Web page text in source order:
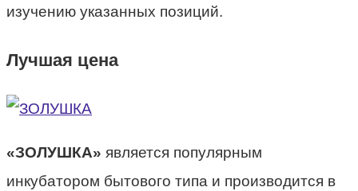
изучению указанных позиций.
Лучшая цена
«ЗОЛУШКА» является популярным
инкубатором бытового типа и производится в